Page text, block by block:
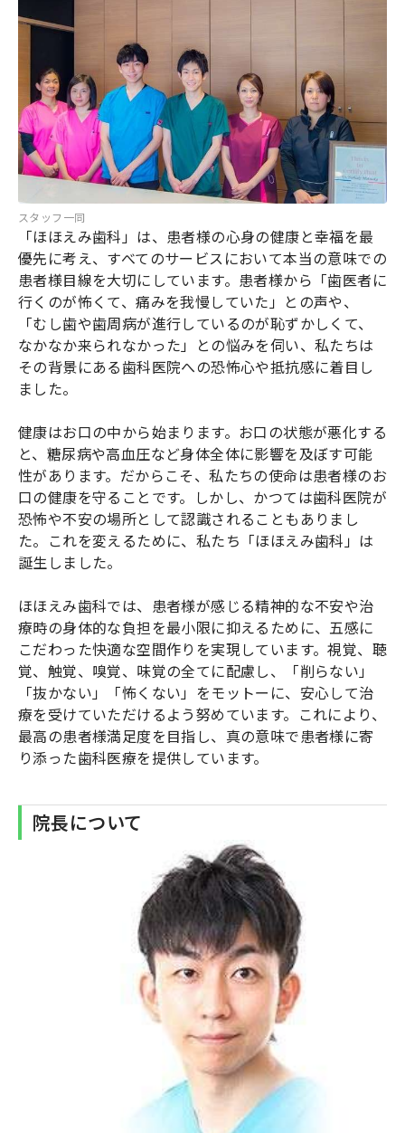
スタッフ一同
「ほほえみ歯科」は、患者様の心身の健康と幸福を最
優先に考え、すべてのサービスにおいて本当の意味での
患者様目線を大切にしています。患者様から「歯医者に
行くのが怖くて、痛みを我慢していた」との声や、
「むし歯や歯周病が進行しているのが恥ずかしくて、
なかなか来られなかった」との悩みを伺い、私たちは
その背景にある歯科医院への恐怖心や抵抗感に着目し
ました。
健康はお口の中から始まります。お口の状態が悪化する
と、糖尿病や高血圧など身体全体に影響を及ぼす可能
性があります。だからこそ、私たちの使命は患者様のお
口の健康を守ることです。しかし、かつては歯科医院が
恐怖や不安の場所として認識されることもありまし
た。これを変えるために、私たち「ほほえみ歯科」は
誕生しました。
ほほえみ歯科では、患者様が感じる精神的な不安や治
療時の身体的な負担を最小限に抑えるために、五感に
こだわった快適な空間作りを実現しています。視覚、聴
覚、触覚、嗅覚、味覚の全てに配慮し、「削らない」
「抜かない」「怖くない」をモットーに、安心して治
療を受けていただけるよう努めています。これにより、
最高の患者様満足度を目指し、真の意味で患者様に寄
り添った歯科医療を提供しています。
院長について